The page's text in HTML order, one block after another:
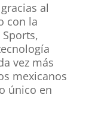
al
con la
vez más
mexicanos
único en